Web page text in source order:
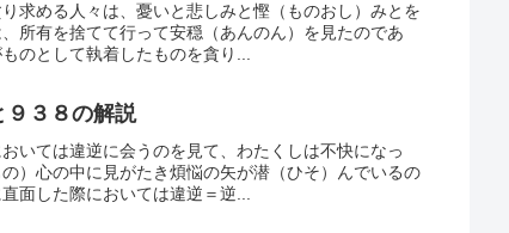
求める人々は、憂いと悲しみと慳（ものおし）みとを
所有を捨てて行って安穏（あんのん）を見たのであ
のとして執着したものを貪り...
３８の解説
いては違逆に会うのを見て、わたくしは不快になっ
）心の中に見がたき煩悩の矢が潜（ひそ）んでいるの
面した際においては違逆＝逆...